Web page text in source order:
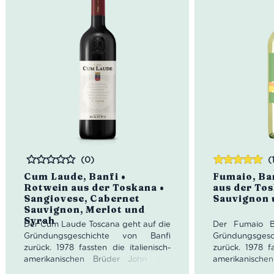
Cum Laude, Banfi •
Rotwein aus der Toskana •
Sangiovese, Cabernet
Sauvignon, Merlot und
Syrah
Bewertet
(0)
Der Cum Laude Toscana geht auf die
Gründungsgeschichte von Banfi
zurück. 1978 fassten die italienisch-
amerikanischen Brüder John und
Fumaio,
aus der
Sauvignon
Der Fumaio
zurück. 1978
Bewertet
mit5.00 von
5